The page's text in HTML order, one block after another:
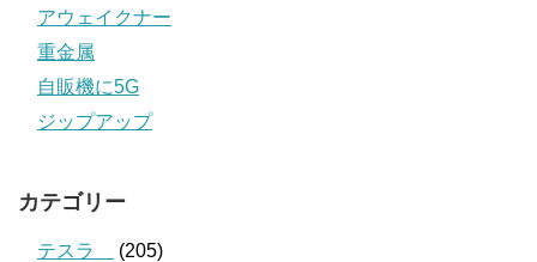
アウェイクナー
重金属
自販機に5G
ジップアップ
カテゴリー
テスラ
(205)